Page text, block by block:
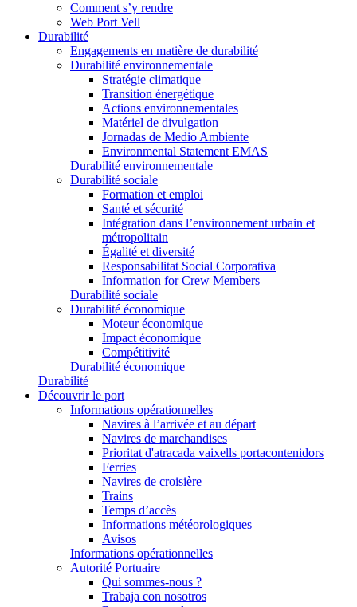
Comment s’y rendre
Web Port Vell
Durabilité
Engagements en matière de durabilité
Durabilité environnementale
Stratégie climatique
Transition énergétique
Actions environnementales
Matériel de divulgation
Jornadas de Medio Ambiente
Environmental Statement EMAS
Durabilité environnementale
Durabilité sociale
Formation et emploi
Santé et sécurité
Intégration dans l’environnement urbain et
métropolitain
Égalité et diversité
Responsabilitat Social Corporativa
Information for Crew Members
Durabilité sociale
Durabilité économique
Moteur économique
Impact économique
Compétitivité
Durabilité économique
Durabilité
Découvrir le port
Informations opérationnelles
Navires à l’arrivée et au départ
Navires de marchandises
Prioritat d'atracada vaixells portacontenidors
Ferries
Navires de croisière
Trains
Temps d’accès
Informations météorologiques
Avisos
Informations opérationnelles
Autorité Portuaire
Qui sommes-nous ?
Trabaja con nosotros